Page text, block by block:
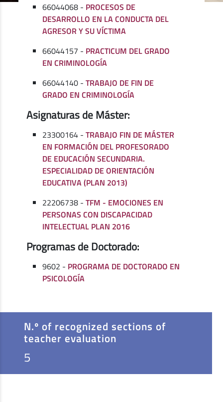
66044068 - PROCESOS DE
DESARROLLO EN LA CONDUCTA DEL
AGRESOR Y SU VÍCTIMA
66044157 - PRACTICUM DEL GRADO
EN CRIMINOLOGÍA
66044140 -TRABAJO DE FIN DE
GRADO EN CRIMINOLOGÍA
Asignaturas de Máster:
23300164 -TRABAJO FIN DE MÁSTER
EN FORMACIÓN DEL PROFESORADO
DE EDUCACIÓN SECUNDARIA.
ESPECIALIDAD DE ORIENTACIÓN
EDUCATIVA (PLAN 2013)
22206738 -TFM - EMOCIONES EN
PERSONAS CON DISCAPACIDAD
INTELECTUAL PLAN 2016
Programas de Doctorado:
9602 - PROGRAMA DE DOCTORADO EN
PSICOLOGÍA
N.º of recognized sections of
teacher evaluation
5